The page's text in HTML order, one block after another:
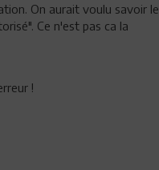
On aurait voulu savoir le
Ce n'est pas ca la
!